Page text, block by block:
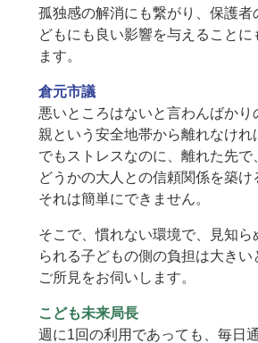
孤独感の解消にも繋がり、保護者
どもにも良い影響を与えることに
ます。
倉元市議
悪いところはないと言わんばかり
親という安全地帯から離れなけれ
でもストレスなのに、離れた先で
どうかの大人との信頼関係を築け
それは簡単にできません。
そこで、慣れない環境で、見知ら
られる子どもの側の負担は大きい
ご所見をお伺いします。
こども未来局長
週に1回の利用であっても、毎日